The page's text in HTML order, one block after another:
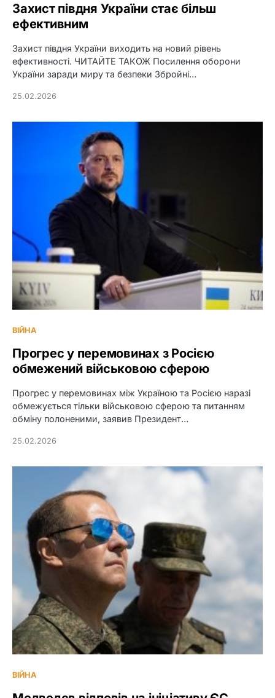
Захист півдня України стає більш
ефективним
Захист півдня України виходить на новий рівень
ефективності. ЧИТАЙТЕ ТАКОЖ Посилення оборони
України заради миру та безпеки Збройні…
25.02.2026
ВІЙНА
Прогрес у перемовинах з Росією
обмежений військовою сферою
Прогрес у перемовинах між Україною та Росією наразі
обмежується тільки військовою сферою та питанням
обміну полоненими, заявив Президент…
25.02.2026
ВІЙНА